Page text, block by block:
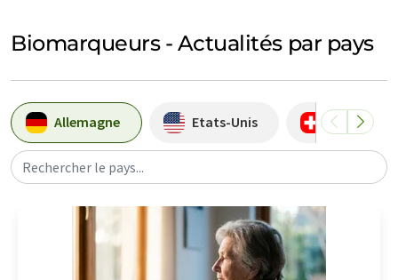
Biomarqueurs - Actualités par pays
Allemagne Etats-Unis Suisse
Rechercher le pays...